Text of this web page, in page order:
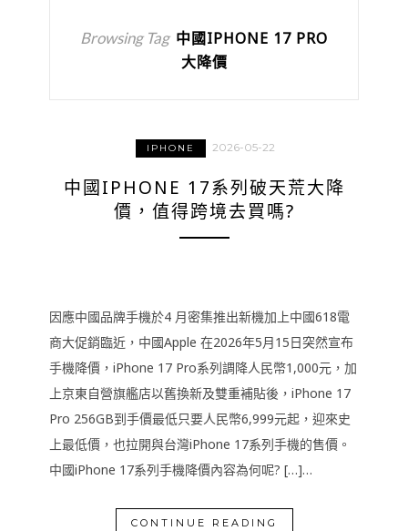
Browsing Tag 中國IPHONE 17 PRO
大降價
IPHONE 2026-05-22
中國IPHONE 17系列破天荒大降
價，值得跨境去買嗎?
因應中國品牌手機於4 月密集推出新機加上中國618電
商大促銷臨近，中國Apple 在2026年5月15日突然宣布
手機降價，iPhone 17 Pro系列調降人民幣1,000元，加
上京東自營旗艦店以舊換新及雙重補貼後，iPhone 17
Pro 256GB到手價最低只要人民幣6,999元起，迎來史
上最低價，也拉開與台灣iPhone 17系列手機的售價。
中國iPhone 17系列手機降價內容為何呢? […]…
CONTINUE READING